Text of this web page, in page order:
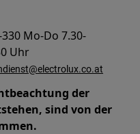
Mo-Do 7.30-
Uhr
der
sind von der